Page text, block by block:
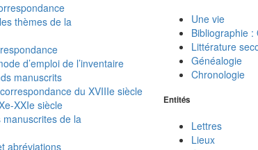
thèmes de la
d’emploi de l’inventaire
manuscrits
du XVIIIe siècle
XXIe siècle
de la
abréviations
Une vie
Bibliographie
Littérature
Généalogie
Chronologie
Entités
Lettres
Lieux